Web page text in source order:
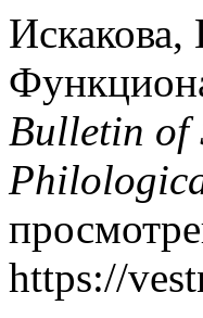
Bulletin of
https://